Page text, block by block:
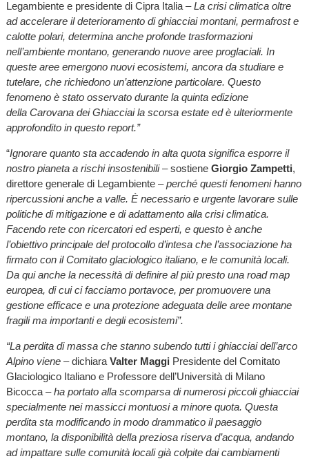
Legambiente e presidente di Cipra Italia –La crisi climatica oltre
ad accelerare il deterioramento di ghiacciai montani, permafrost e
calotte polari, determina anche profonde trasformazioni
nell’ambiente montano, generando nuove aree proglaciali. In
queste aree emergono nuovi ecosistemi, ancora da studiare e
tutelare, che richiedono un’attenzione particolare. Questo
fenomeno è stato osservato durante la quinta edizione
della Carovana dei Ghiacciai la scorsa estate ed è ulteriormente
approfondito in questo report.”
“Ignorare quanto sta accadendo in alta quota significa esporre il
nostro pianeta a rischi insostenibili– sostiene Giorgio Zampetti,
direttore generale di Legambiente –perché questi fenomeni hanno
ripercussioni anche a valle. È necessario e urgente lavorare sulle
politiche di mitigazione e di adattamento alla crisi climatica.
Facendo rete con ricercatori ed esperti, e questo è anche
l’obiettivo principale del protocollo d’intesa che l’associazione ha
firmato con il Comitato glaciologico italiano, e le comunità locali.
Da qui anche la necessità di definire al più presto una road map
europea, di cui ci facciamo portavoce, per promuovere una
gestione efficace e una protezione adeguata delle aree montane
fragili ma importanti e degli ecosistemi”.
“La perdita di massa che stanno subendo tutti i ghiacciai dell’arco
Alpino viene– dichiara Valter Maggi Presidente del Comitato
Glaciologico Italiano e Professore dell’Università di Milano
Bicocca –ha portato alla scomparsa di numerosi piccoli ghiacciai
specialmente nei massicci montuosi a minore quota. Questa
perdita sta modificando in modo drammatico il paesaggio
montano, la disponibilità della preziosa riserva d’acqua, andando
ad impattare sulle comunità locali già colpite dai cambiamenti